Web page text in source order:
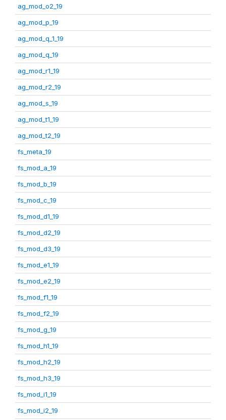
ag_mod_o2_19
ag_mod_p_19
ag_mod_q_1_19
ag_mod_q_19
ag_mod_r1_19
ag_mod_r2_19
ag_mod_s_19
ag_mod_t1_19
ag_mod_t2_19
fs_meta_19
fs_mod_a_19
fs_mod_b_19
fs_mod_c_19
fs_mod_d1_19
fs_mod_d2_19
fs_mod_d3_19
fs_mod_e1_19
fs_mod_e2_19
fs_mod_f1_19
fs_mod_f2_19
fs_mod_g_19
fs_mod_h1_19
fs_mod_h2_19
fs_mod_h3_19
fs_mod_i1_19
fs_mod_i2_19